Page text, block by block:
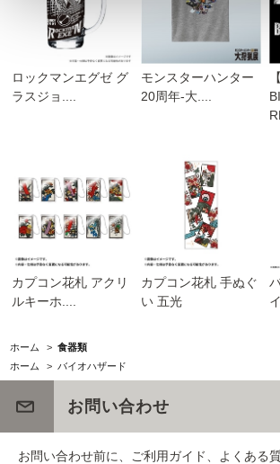
ロックマンエグゼ グ
ラスジョ....
モンスターハンター
20周年-大....
カプコン花札 アクリ
ルキーホ....
カプコン花札 手ぬぐ
い 五光
ホーム > 食器類
ホーム
> バイオハザード
お問い合わせ
お問い合わせ前に、ご利用ガイド、よくある